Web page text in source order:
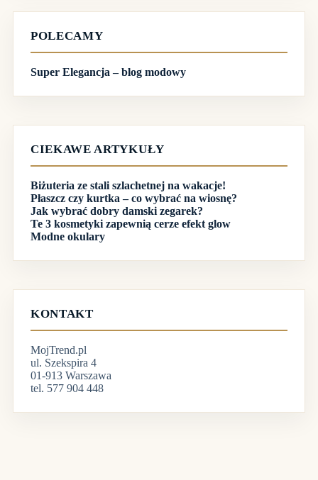
POLECAMY
Super Elegancja – blog modowy
CIEKAWE ARTYKUŁY
Biżuteria ze stali szlachetnej na wakacje!
Płaszcz czy kurtka – co wybrać na wiosnę?
Jak wybrać dobry damski zegarek?
Te 3 kosmetyki zapewnią cerze efekt glow
Modne okulary
KONTAKT
MojTrend.pl
ul. Szekspira 4
01-913 Warszawa
tel. 577 904 448